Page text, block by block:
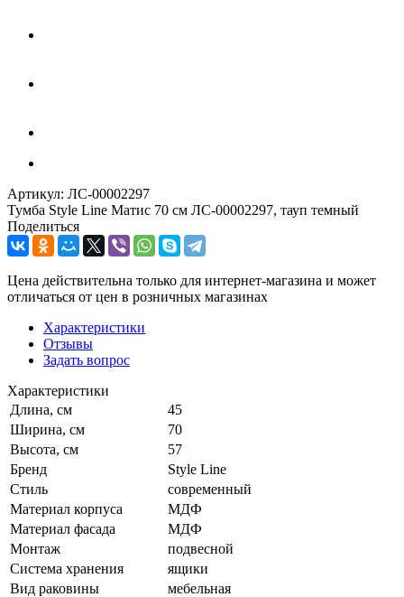
Артикул: ЛС-00002297
Тумба Style Line Матис 70 см ЛС-00002297, тауп темный
Поделиться
Цена действительна только для интернет-магазина и может
отличаться от цен в розничных магазинах
Характеристики
Отзывы
Задать вопрос
Характеристики
Длина, см
45
Ширина, см
70
Высота, см
57
Бренд
Style Line
Стиль
современный
Материал корпуса
МДФ
Материал фасада
МДФ
Монтаж
подвесной
Система хранения
ящики
Вид раковины
мебельная